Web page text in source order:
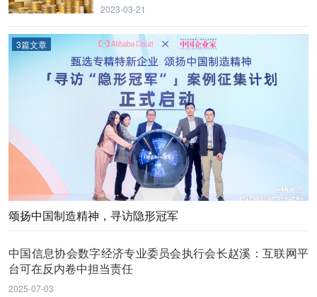
2023-03-21
3篇文章
颂扬中国制造精神，寻访隐形冠军
中国信息协会数字经济专业委员会执行会长赵溪：互联网平
台可在反内卷中担当责任
2025-07-03